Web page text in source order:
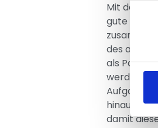
Mit dem
gute Idee,
des
als Paar
werden
Aufgabe
damit